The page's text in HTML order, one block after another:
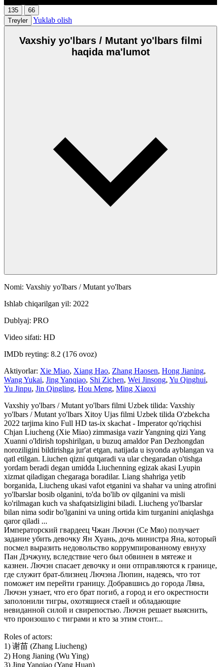
135
66
Treyler
Yuklab olish
Vaxshiy yo'lbars / Mutant yo'lbars filmi
haqida ma'lumot
Nomi: Vaxshiy yo'lbars / Mutant yo'lbars
Ishlab chiqarilgan yil: 2022
Dublyaj: PRO
Video sifati: HD
IMDb reyting: 8.2 (176 ovoz)
Aktiyorlar: Xie Miao, Xiang Hao, Zhang Haosen, Hong Jianing,
Wang Yukai, Jing Yanqiao, Shi Zichen, Wei Jinsong, Yu Qinghui,
Yu Jinpu, Jin Qingling, Hou Meng, Ming Xiaoxi
Vaxshiy yo'lbars / Mutant yo'lbars filmi Uzbek tilida: Vaxshiy
yo'lbars / Mutant yo'lbars Xitoy Ujas filmi Uzbek tilida O'zbekcha
2022 tarjima kino Full HD tas-ix skachat - Imperator qo'riqchisi
Chjan Liucheng (Xie Miao) zimmasiga vazir Yangning qizi Yang
Xuanni o'ldirish topshirilgan, u buzuq amaldor Pan Dezhongdan
noroziligini bildirishga jur'at etgan, natijada u isyonda ayblangan va
qatl etilgan. Liuchen qizni qutqaradi va ular chegaradan o'tishga
yordam beradi degan umidda Liuchenning egizak akasi Lyupin
xizmat qiladigan chegaraga boradilar. Liang shahriga yetib
borganida, Liucheng ukasi vafot etganini va shahar va uning atrofini
yo'lbarslar bosib olganini, to'da bo'lib ov qilganini va misli
ko'rilmagan kuch va shafqatsizligini biladi. Liucheng yo'lbarslar
bilan nima sodir bo'lganini va uning ortida kim turganini aniqlashga
qaror qiladi ...
Императорский гвардеец Чжан Лючэн (Се Мяо) получает
задание убить девочку Ян Хуань, дочь министра Яна, который
посмел выразить недовольство коррумпированному евнуху
Пан Дэчжуну, вследствие чего был обвинен в мятеже и
казнен. Лючэн спасает девочку и они отправляются к границе,
где служит брат-близнец Лючэна Люпин, надеясь, что тот
поможет им перейти границу. Добравшись до города Ляна,
Лючэн узнает, что его брат погиб, а город и его окрестности
заполонили тигры, охотящиеся стаей и обладающие
невиданной силой и свирепостью. Лючэн решает выяснить,
что произошло с тиграми и кто за этим стоит...
Roles of actors:
1) 谢苗 (Zhang Liucheng)
2) Hong Jianing (Wu Ying)
3) Jing Yanqiao (Yang Huan)